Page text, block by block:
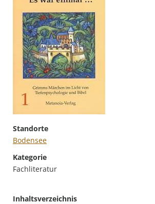
Standorte
Bodensee
Kategorie
Fachliteratur
Inhaltsverzeichnis